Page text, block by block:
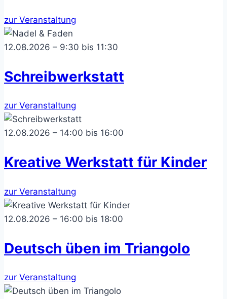
zur Veranstaltung
12.08.2026 – 9:30 bis 11:30
Schreibwerkstatt
zur Veranstaltung
12.08.2026 – 14:00 bis 16:00
Kreative Werkstatt für Kinder
zur Veranstaltung
12.08.2026 – 16:00 bis 18:00
Deutsch üben im Triangolo
zur Veranstaltung